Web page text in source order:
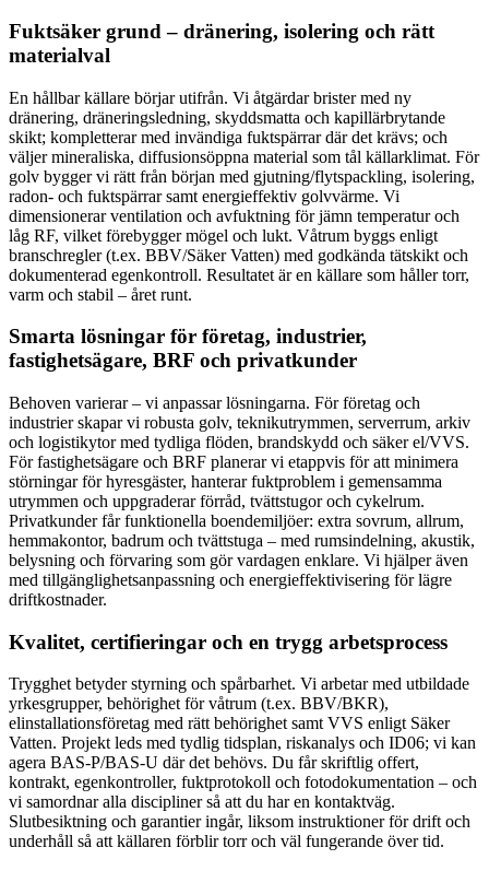
Fuktsäker grund – dränering, isolering och rätt
materialval
En hållbar källare börjar utifrån. Vi åtgärdar brister med ny
dränering, dräneringsledning, skyddsmatta och kapillärbrytande
skikt; kompletterar med invändiga fuktspärrar där det krävs; och
väljer mineraliska, diffusionsöppna material som tål källarklimat. För
golv bygger vi rätt från början med gjutning/flytspackling, isolering,
radon- och fuktspärrar samt energieffektiv golvvärme. Vi
dimensionerar ventilation och avfuktning för jämn temperatur och
låg RF, vilket förebygger mögel och lukt. Våtrum byggs enligt
branschregler (t.ex. BBV/Säker Vatten) med godkända tätskikt och
dokumenterad egenkontroll. Resultatet är en källare som håller torr,
varm och stabil – året runt.
Smarta lösningar för företag, industrier,
fastighetsägare, BRF och privatkunder
Behoven varierar – vi anpassar lösningarna. För företag och
industrier skapar vi robusta golv, teknikutrymmen, serverrum, arkiv
och logistikytor med tydliga flöden, brandskydd och säker el/VVS.
För fastighetsägare och BRF planerar vi etappvis för att minimera
störningar för hyresgäster, hanterar fuktproblem i gemensamma
utrymmen och uppgraderar förråd, tvättstugor och cykelrum.
Privatkunder får funktionella boendemiljöer: extra sovrum, allrum,
hemmakontor, badrum och tvättstuga – med rumsindelning, akustik,
belysning och förvaring som gör vardagen enklare. Vi hjälper även
med tillgänglighetsanpassning och energieffektivisering för lägre
driftkostnader.
Kvalitet, certifieringar och en trygg arbetsprocess
Trygghet betyder styrning och spårbarhet. Vi arbetar med utbildade
yrkesgrupper, behörighet för våtrum (t.ex. BBV/BKR),
elinstallationsföretag med rätt behörighet samt VVS enligt Säker
Vatten. Projekt leds med tydlig tidsplan, riskanalys och ID06; vi kan
agera BAS-P/BAS-U där det behövs. Du får skriftlig offert,
kontrakt, egenkontroller, fuktprotokoll och fotodokumentation – och
vi samordnar alla discipliner så att du har en kontaktväg.
Slutbesiktning och garantier ingår, liksom instruktioner för drift och
underhåll så att källaren förblir torr och väl fungerande över tid.